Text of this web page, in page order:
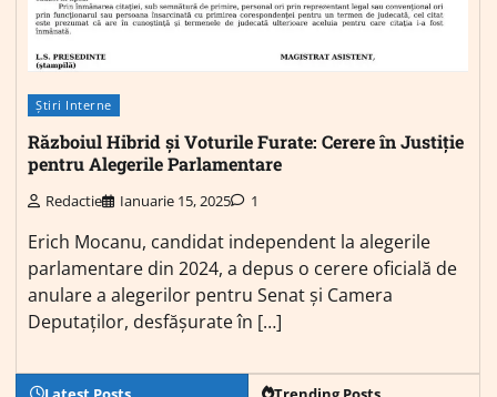
Știri Interne
Războiul Hibrid și Voturile Furate: Cerere în Justiție
pentru Alegerile Parlamentare
Redactie Ianuarie 15, 2025 1
Erich Mocanu, candidat independent la alegerile
parlamentare din 2024, a depus o cerere oficială de
anulare a alegerilor pentru Senat și Camera
Deputaților, desfășurate în […]